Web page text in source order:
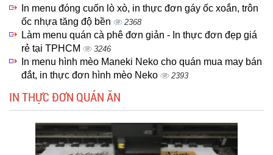
In menu đóng cuốn lò xò, in thực đơn gáy ốc xoắn, trôn
ốc nhựa tăng độ bền
2368
Làm menu quán cà phê đơn giản - In thực đơn đẹp giá
rẻ tại TPHCM
3246
In menu hình mèo Maneki Neko cho quán mua may bán
đắt, in thực đơn hình mèo Neko
2393
IN THỰC ĐƠN QUÁN ĂN